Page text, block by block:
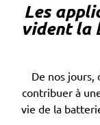
Les
vident la
De nos jours,
contribuer à
vie de la